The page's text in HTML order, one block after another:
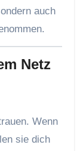
auch
Netz
Wenn
sie dich